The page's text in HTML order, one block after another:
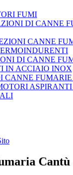
FUMI
DI CANNE
CANNE
DI CANNE
IN ACCIAIO INOX
CANNE
Cantù